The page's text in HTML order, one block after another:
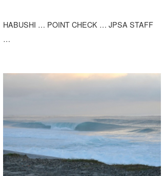
HABUSHI … POINT CHECK … JPSA STAFF
…